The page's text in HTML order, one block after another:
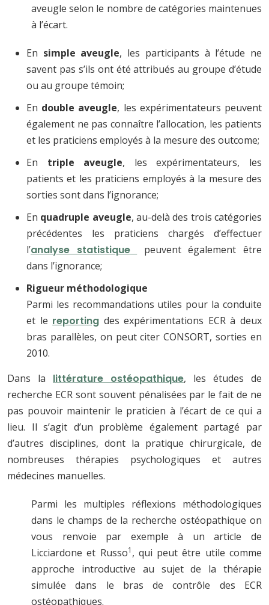
aveugle selon le nombre de catégories maintenues
à l’écart.
En simple aveugle, les participants à l’étude ne
savent pas s’ils ont été attribués au groupe d’étude
ou au groupe témoin;
En double aveugle, les expérimentateurs peuvent
également ne pas connaître l’allocation, les patients
et les praticiens employés à la mesure des outcome;
En triple aveugle, les expérimentateurs, les
patients et les praticiens employés à la mesure des
sorties sont dans l’ignorance;
En quadruple aveugle, au-delà des trois catégories
précédentes les praticiens chargés d’effectuer
l’analyse statistique
peuvent également être
dans l’ignorance;
Rigueur méthodologique
Parmi les recommandations utiles pour la conduite
et le reporting des expérimentations ECR à deux
bras parallèles, on peut citer CONSORT, sorties en
2010.
Dans la littérature ostéopathique, les études de
recherche ECR sont souvent pénalisées par le fait de ne
pas pouvoir maintenir le praticien à l’écart de ce qui a
lieu. Il s’agit d’un problème également partagé par
d’autres disciplines, dont la pratique chirurgicale, de
nombreuses thérapies psychologiques et autres
médecines manuelles.
Parmi les multiples réflexions méthodologiques
dans le champs de la recherche ostéopathique on
vous renvoie par exemple à un article de
Licciardone et Russo1 , qui peut être utile comme
approche introductive au sujet de la thérapie
simulée dans le bras de contrôle des ECR
ostéopathiques.